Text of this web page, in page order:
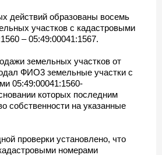
действий образованы восемь
участков с кадастровыми
– 05:49:00041:1567.
земельных участков от
ФИО3 земельные участки с
05:49:00041:1560-
которых последним
собственности на указанные
проверки установлено, что
номерами